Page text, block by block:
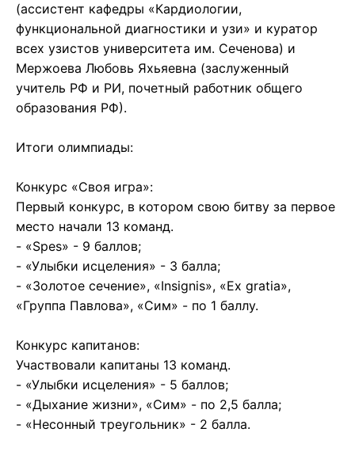
(ассистент кафедры «Кардиологии,
функциональной диагностики и узи» и куратор
всех узистов университета им. Сеченова) и
Мержоева Любовь Яхьяевна (заслуженный
учитель РФ и РИ, почетный работник общего
образования РФ).
Итоги олимпиады:
Конкурс «Своя игра»:
Первый конкурс, в котором свою битву за первое
место начали 13 команд.
- «Spes» - 9 баллов;
- «Улыбки исцеления» - 3 балла;
- «Золотое сечение», «Insignis», «Ex gratia»,
«Группа Павлова», «Сим» - по 1 баллу.
Конкурс капитанов:
Участвовали капитаны 13 команд.
- «Улыбки исцеления» - 5 баллов;
- «Дыхание жизни», «Сим» - по 2,5 балла;
- «Несонный треугольник» - 2 балла.